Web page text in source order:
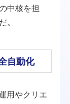
中核を担
自動化
用やクリエ